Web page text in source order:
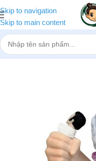
Skip to navigation
Skip to main content
Trang chủ»Cửa hàng»Mô